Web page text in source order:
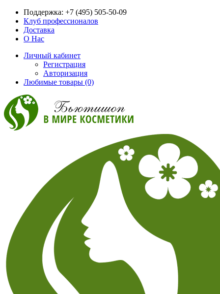
Поддержка: +7 (495) 505-50-09
Клуб профессионалов
Доставка
О Нас
Личный кабинет
Регистрация
Авторизация
Любимые товары (0)